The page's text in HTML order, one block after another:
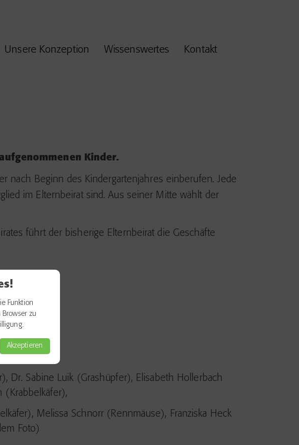
Funktion
zu
Akzeptieren
Unsere Konzeption Wissenswertes Kontakt
Kinder.
nach Beginn des Kindergartenjahres einberufen. Jede
im Elternbeirat sind. Aus seiner Mitte wählt der
führt der bisherige Elternbeirat die Geschäfte
Dr. Sabine Luik (Grashüpfer), Elisabeth Hollerbach
(Krabbelkäfer),
Melissa Schnorr (Rennmäuse), Franziska Heck
Foto)